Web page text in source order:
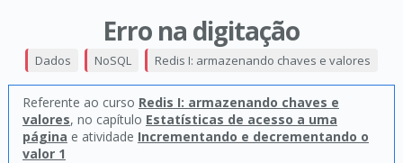
Erro na digitação
Dados NoSQL Redis I: armazenando chaves e valores
Referente ao curso Redis I: armazenando chaves e
valores, no capítulo Estatísticas de acesso a uma
página e atividade Incrementando e decrementando o
valor 1